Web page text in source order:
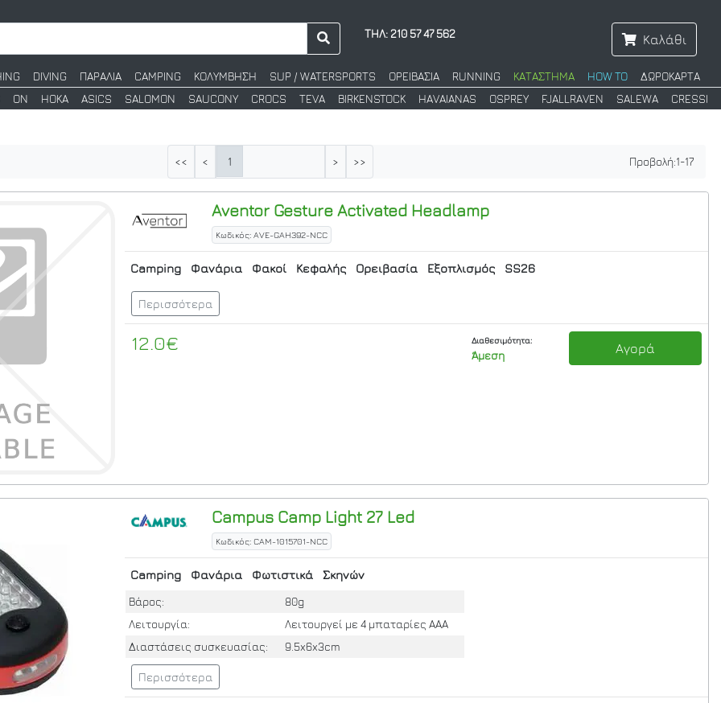
ΤΗΛ: 210 57 47 562 Καλάθι
DIVING ΠΑΡΑΛΙΑ CAMPING ΚΟΛΥΜΒΗΣΗ SUP / WATERSPORTS ΟΡΕΙΒΑΣΙΑ RUNNING ΚΑΤΑΣΤΗΜΑ HOW TO
ΔΩΡΟΚΑΡΤΑ
ON HOKA ASICS SALOMON SAUCONY CROCS TEVA BIRKENSTOCK HAVAIANAS OSPREY FJALLRAVEN SALEWA CRESSI
<< < 1 > >> Προβολή:1-17
AventorGesture Activated Headlamp
Κωδικός: AVE-GAH392-NCC
Camping Φανάρια Φακοί Κεφαλής Ορειβασία Εξοπλισμός SS26
Περισσότερα
12.0€ Διαθεσιμότητα:
Άμεση Αγορά
CampusCamp Light 27 Led
Κωδικός: CAM-1015701-NCC
Camping Φανάρια Φωτιστικά Σκηνών
Βάρος:
80g
Λειτουργία:
Λειτουργεί με 4 μπαταρίες ΑΑΑ
Διαστάσεις συσκευασίας:
9.5x6x3cm
Περισσότερα